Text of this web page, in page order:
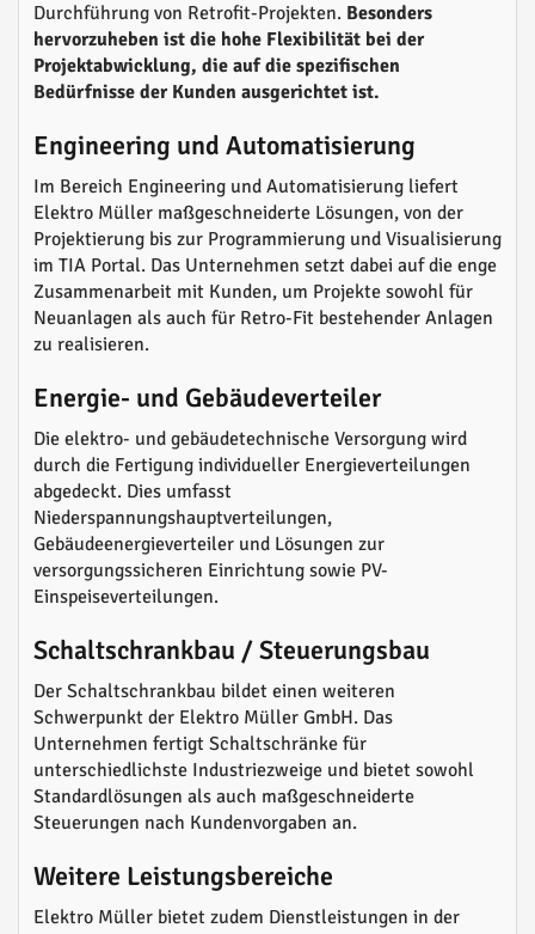
Durchführung von Retrofit-Projekten. Besonders
hervorzuheben ist die hohe Flexibilität bei der
Projektabwicklung, die auf die spezifischen
Bedürfnisse der Kunden ausgerichtet ist.
Engineering und Automatisierung
Im Bereich Engineering und Automatisierung liefert
Elektro Müller maßgeschneiderte Lösungen, von der
Projektierung bis zur Programmierung und Visualisierung
im TIA Portal. Das Unternehmen setzt dabei auf die enge
Zusammenarbeit mit Kunden, um Projekte sowohl für
Neuanlagen als auch für Retro-Fit bestehender Anlagen
zu realisieren.
Energie- und Gebäudeverteiler
Die elektro- und gebäudetechnische Versorgung wird
durch die Fertigung individueller Energieverteilungen
abgedeckt. Dies umfasst
Niederspannungshauptverteilungen,
Gebäudeenergieverteiler und Lösungen zur
versorgungssicheren Einrichtung sowie PV-
Einspeiseverteilungen.
Schaltschrankbau / Steuerungsbau
Der Schaltschrankbau bildet einen weiteren
Schwerpunkt der Elektro Müller GmbH. Das
Unternehmen fertigt Schaltschränke für
unterschiedlichste Industriezweige und bietet sowohl
Standardlösungen als auch maßgeschneiderte
Steuerungen nach Kundenvorgaben an.
Weitere Leistungsbereiche
Elektro Müller bietet zudem Dienstleistungen in der